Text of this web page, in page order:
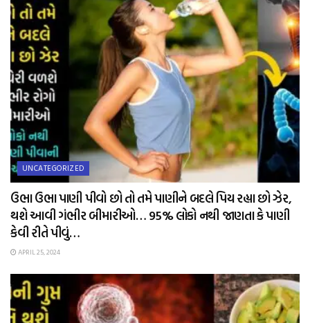
UNCATEGORIZED
ઉભા ઉભા પાણી પીવો છો તો તમે પાણીને બદલે પિય રહ્યા છો ઝેર,
થશે આવી ગંભીર બીમારીઓ… 95% લોકો નથી જાણતા કે પાણી
કેવી રીતે પીવું…
APRIL 25, 2024